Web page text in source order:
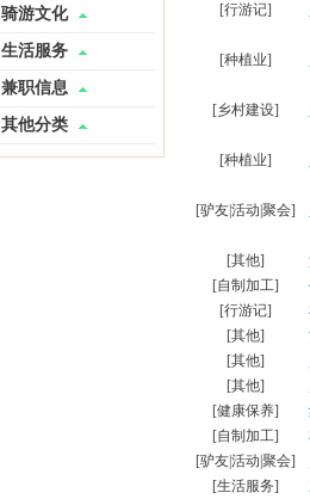
骑游文化
生活服务
兼职信息
其他分类
[行游记]
[种植业]
[乡村建设]
[种植业]
[驴友|活动|聚会]
[其他]
[自制加工]
[行游记]
[其他]
[其他]
[其他]
[健康保养]
[自制加工]
[驴友|活动|聚会]
[生活服务]